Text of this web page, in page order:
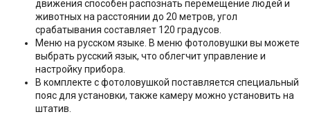
движения способен распознать перемещение людей и
животных на расстоянии до 20 метров, угол
срабатывания составляет 120 градусов.
Меню на русском языке. В меню фотоловушки вы можете
выбрать русский язык, что облегчит управление и
настройку прибора.
В комплекте с фотоловушкой поставляется специальный
пояс для установки, также камеру можно установить на
штатив.